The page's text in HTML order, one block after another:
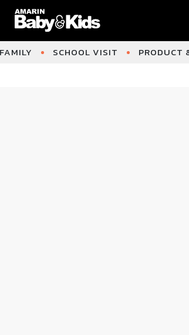
FAMILY SCHOOL VISIT PRODUCT